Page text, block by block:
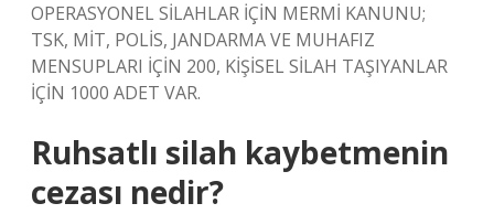
OPERASYONEL SİLAHLAR İÇİN MERMİ KANUNU;
TSK, MİT, POLİS, JANDARMA VE MUHAFIZ
MENSUPLARI İÇİN 200, KİŞİSEL SİLAH TAŞIYANLAR
İÇİN 1000 ADET VAR.
Ruhsatlı silah kaybetmenin
cezası nedir?